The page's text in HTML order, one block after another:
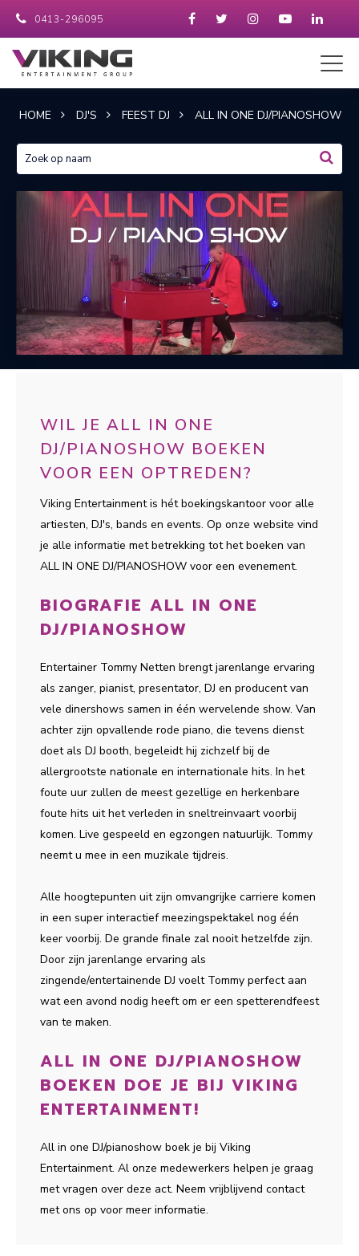
0413-296095
HOME DJ'S FEEST DJ ALL IN ONE DJ/PIANOSHOW
WIL JE ALL IN ONE
DJ/PIANOSHOW BOEKEN
VOOR EEN OPTREDEN?
Viking Entertainment is hét boekingskantoor voor alle
artiesten, DJ's, bands en events. Op onze website vind
je alle informatie met betrekking tot het boeken van
ALL IN ONE DJ/PIANOSHOW voor een evenement.
BIOGRAFIE ALL IN ONE
DJ/PIANOSHOW
Entertainer Tommy Netten brengt jarenlange ervaring
als zanger, pianist, presentator, DJ en producent van
vele dinershows samen in één wervelende show. Van
achter zijn opvallende rode piano, die tevens dienst
doet als DJ booth, begeleidt hij zichzelf bij de
allergrootste nationale en internationale hits. In het
foute uur zullen de meest gezellige en herkenbare
foute hits uit het verleden in sneltreinvaart voorbij
komen. Live gespeeld en egzongen natuurlijk. Tommy
neemt u mee in een muzikale tijdreis.
Alle hoogtepunten uit zijn omvangrijke carriere komen
in een super interactief meezingspektakel nog één
keer voorbij. De grande finale zal nooit hetzelfde zijn.
Door zijn jarenlange ervaring als
zingende/entertainende DJ voelt Tommy perfect aan
wat een avond nodig heeft om er een spetterendfeest
van te maken.
ALL IN ONE DJ/PIANOSHOW
BOEKEN DOE JE BIJ VIKING
ENTERTAINMENT!
All in one DJ/pianoshow boek je bij Viking
Entertainment. Al onze medewerkers helpen je graag
met vragen over deze act. Neem vrijblijvend contact
met ons op voor meer informatie.